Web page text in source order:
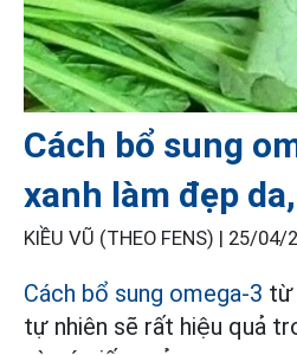
Cách bổ sung
xanh làm đẹp
KIỀU VŨ (THEO FENS) | 25/04/
Cách bổ sung omega-3 từ
tự nhiên sẽ rất hiệu quả